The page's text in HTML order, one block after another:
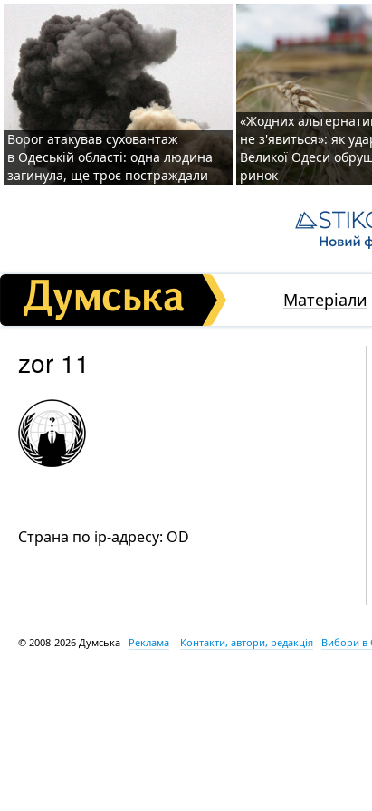
Ворог атакував суховантаж
в Одеській області: одна людина
загинула, ще троє постраждали
«Жодних
не з'явиться»: як
Великої Одеси
ринок
Матеріали
zor 11
Страна по ip-адресу: OD
© 2008-2026 Думська Реклама Контакти, автори, редакція Вибори в